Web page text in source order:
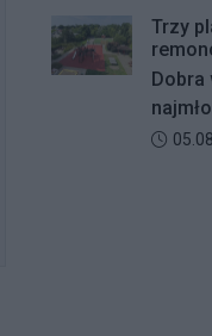
Trzy
Dobra
Data